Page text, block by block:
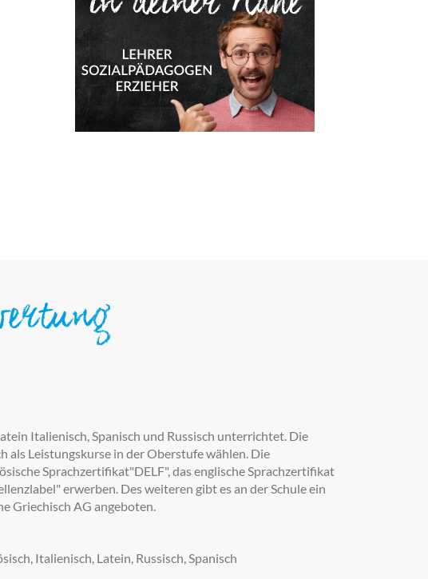
Italienisch, Spanisch und Russisch unterrichtet. Die
als Leistungskurse in der Oberstufe wählen. Die
Sprachzertifikat"DELF", das englische Sprachzertifikat
erwerben. Des weiteren gibt es an der Schule ein
Griechisch AG angeboten.
Italienisch, Latein, Russisch, Spanisch